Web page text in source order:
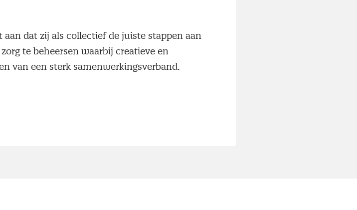
dat zij als collectief de juiste stappen aan
te beheersen waarbij creatieve en
van een sterk samenwerkingsverband.